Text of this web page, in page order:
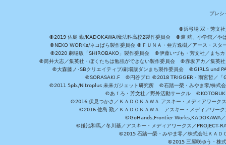
プレシ
©浜弓場 双・芳文社
©2019 佐島 勤/KADOKAWA/魔法科高校2製作委員会 ©渡 航、小学館／や
©NEKO WORKs/ネコぱら製作委員会 ©ＦＵＮＡ・亜方逸樹／アース・ス
©2020 劇場版「SHIROBAKO」製作委員会 ©伊藤いづも・芳文社／まち
©筒井大志／集英社・ぼくたちは勉強ができない製作委員会 ©赤坂アカ／集英
©大森藤ノ･SBクリエイティブ/劇場版ダンまち製作委員会 ©GIRLS und
©SORASAKI.F ©円谷プロ ©2018 TRIGGER・雨宮哲／
©2011 5pb./Nitroplus 未来ガジェット研究所 ©石踏一榮・みやま零/株式
©あｆろ・芳文社／野外活動サークル
©2016 伏見つかさ／ＫＡＤＯＫＡＷＡ アスキー・メディアワー
©2016 佐島 勤／ＫＡＤＯＫＡＷＡ アスキー・メディアワ
©GoHands,Frontier Works,KADOKAWA
©鎌池和馬／冬川基／アスキー・メディアワークス／
©2015 石踏一榮・みやま零／株式会社ＫＡＤ
©2015 三屋咲ゆう・株